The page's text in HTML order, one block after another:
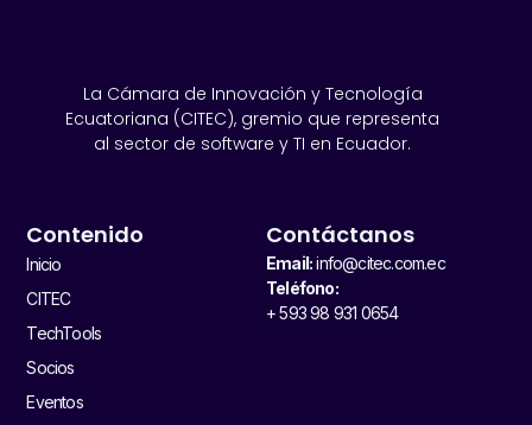
La Cámara de Innovación y Tecnología
Ecuatoriana (CITEC), gremio que representa
al sector de software y TI en Ecuador.
Contenido
Inicio
CITEC
TechTools
Socios
Eventos
Contáctanos
Email:info@citec.com.ec
Teléfono:
+ 593 98 931 0654